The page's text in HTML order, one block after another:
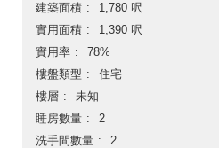
建築面積
1,780 呎
實用面積
1,390 呎
實用率
78%
樓盤類型
住宅
樓層
未知
睡房數量
2
洗手間數量
2